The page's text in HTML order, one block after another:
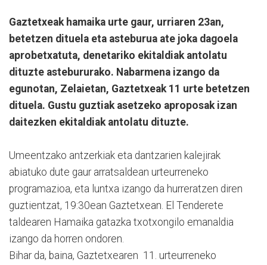
Gaztetxeak hamaika urte gaur, urriaren 23an,
betetzen dituela eta asteburua ate joka dagoela
aprobetxatuta, denetariko ekitaldiak antolatu
dituzte astebururako. Nabarmena izango da
egunotan, Zelaietan, Gaztetxeak 11 urte betetzen
dituela. Gustu guztiak asetzeko aproposak izan
daitezken ekitaldiak antolatu dituzte.
Umeentzako antzerkiak eta dantzarien kalejirak
abiatuko dute gaur arratsaldean urteurreneko
programazioa, eta luntxa izango da hurreratzen diren
guztientzat, 19:30ean Gaztetxean. El Tenderete
taldearen Hamaika gatazka txotxongilo emanaldia
izango da horren ondoren.
Bihar da, baina, Gaztetxearen 11. urteurreneko